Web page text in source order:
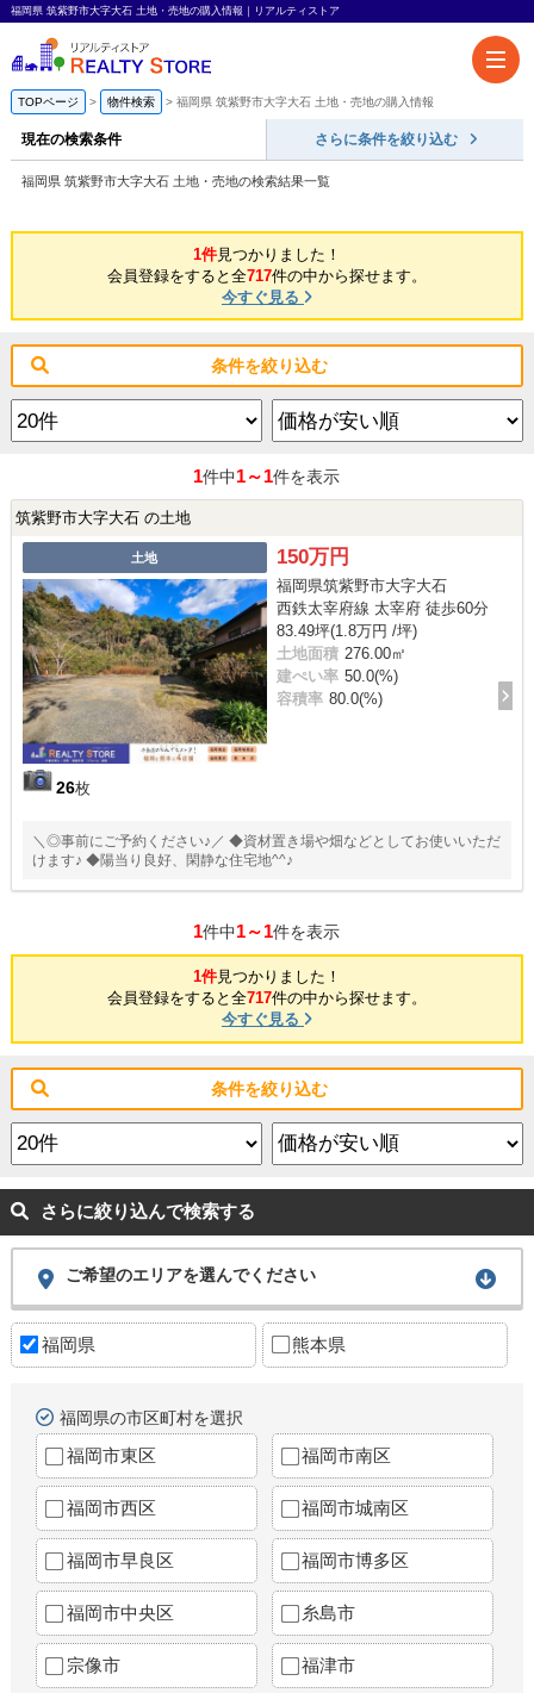
福岡県 筑紫野市大字大石 土地・売地の購入情報｜リアルティストア
TOPページ 物件検索 福岡県 筑紫野市大字大石 土地・売地の購入情報
現在の検索条件 さらに条件を絞り込む
福岡県 筑紫野市大字大石 土地・売地の検索結果一覧
1件見つかりました！
会員登録をすると全717件の中から探せます。
今すぐ見る
条件を絞り込む
1件中1～1件を表示
筑紫野市大字大石 の土地
土地
26枚
150万円
福岡県筑紫野市大字大石
西鉄太宰府線 太宰府 徒歩60分
83.49坪(1.8万円 /坪)
土地面積 276.00㎡
建ぺい率 50.0(%)
容積率 80.0(%)
＼◎事前にご予約ください♪／ ◆資材置き場や畑などとしてお使いいただ
けます♪ ◆陽当り良好、閑静な住宅地^^♪
1件中1～1件を表示
1件見つかりました！
会員登録をすると全717件の中から探せます。
今すぐ見る
条件を絞り込む
さらに絞り込んで検索する
ご希望のエリアを選んでください
福岡県 熊本県
福岡県の市区町村を選択
福岡市東区 福岡市南区
福岡市西区 福岡市城南区
福岡市早良区 福岡市博多区
福岡市中央区 糸島市
宗像市 福津市